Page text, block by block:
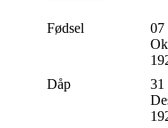
Fødsel
07
Dåp
31